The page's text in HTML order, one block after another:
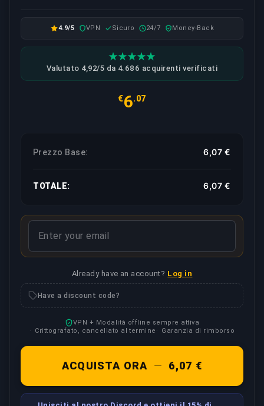
4.9/5 VPN Sicuro 24/7 Money-Back
Valutato 4,92/5 da 4.686 acquirenti verificati
€6.07
Prezzo Base: 6,07 €
TOTALE: 6,07 €
Already have an account? Log in
Have a discount code?
VPN + Modalità offline sempre attiva
Crittografato, cancellato al termine
Garanzia di rimborso
ACQUISTA ORA — 6,07 €